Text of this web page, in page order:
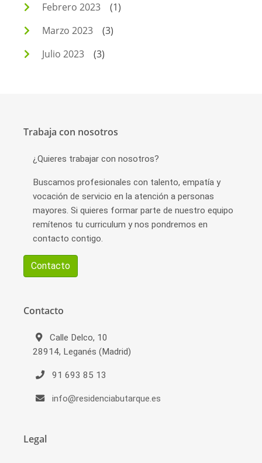
Febrero 2023
(1)
Marzo 2023
(3)
Julio 2023
(3)
Trabaja con nosotros
¿Quieres trabajar con nosotros?
Buscamos profesionales con talento, empatía y
vocación de servicio en la atención a personas
mayores. Si quieres formar parte de nuestro equipo
remítenos tu curriculum y nos pondremos en
contacto contigo.
Contacto
Contacto
Calle Delco, 10
28914, Leganés (Madrid)
91 693 85 13
info@residenciabutarque.es
Legal